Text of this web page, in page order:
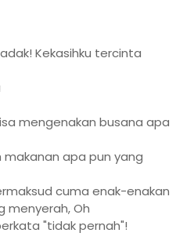
Kekasihku tercinta
mengenakan busana apa
makanan apa pun yang
cuma enak-enakan
menyerah, Oh
"tidak pernah"!